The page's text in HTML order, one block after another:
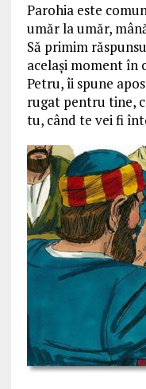
Parohia este
umăr la umăr,
Să primim
acelaşi moment în
Petru, îi spune
rugat pentru tine,
tu, când te vei fi